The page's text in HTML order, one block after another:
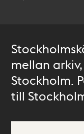
mellan
Stockholm.
till